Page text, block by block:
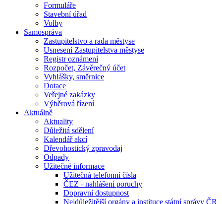
Formuláře
Stavební úřad
Volby
Samospráva
Zastupitelstvo a rada městyse
Usnesení Zastupitelstva městyse
Registr oznámení
Rozpočet, Závěrečný účet
Vyhlášky, směrnice
Dotace
Veřejné zakázky
Výběrová řízení
Aktuálně
Aktuality
Důležitá sdělení
Kalendář akcí
Dřevohostický zpravodaj
Odpady
Užitečné informace
Užitečná telefonní čísla
ČEZ - nahlášení poruchy
Dopravní dostupnost
Nejdůležitější orgány a instituce státní správy ČR